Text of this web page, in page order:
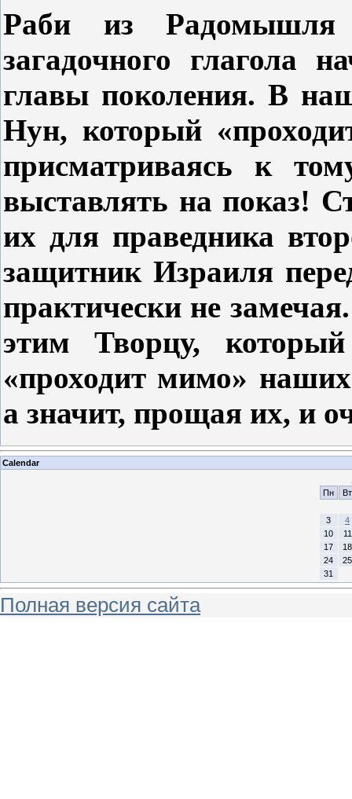
Раби из Радомышля
загадочного глагола
главы поколения. В
Нун, который
присматриваясь к
выставлять на показ!
их для праведника
защитник Израиля
практически не
этим Творцу,
«проходит мимо»
а значит, прощая их, и
Calendar
Пн
Вт
3
4
10
11
17
18
24
25
31
Полная версия сайта